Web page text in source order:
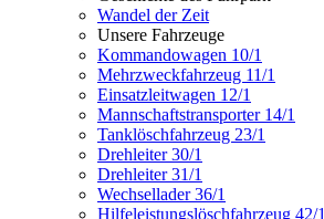
Wandel der Zeit
Unsere Fahrzeuge
Kommandowagen 10/1
Mehrzweckfahrzeug 11/1
Einsatzleitwagen 12/1
Mannschaftstransporter 14/1
Tanklöschfahrzeug 23/1
Drehleiter 30/1
Drehleiter 31/1
Wechsellader 36/1
Hilfeleistungslöschfahrzeug 42/1